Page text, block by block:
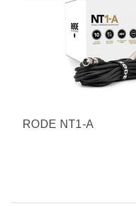
RODE NT1-A